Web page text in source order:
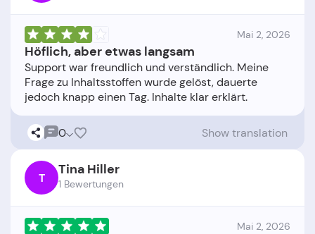
Mai 2, 2026
Höflich, aber etwas langsam
Support war freundlich und verständlich. Meine
Frage zu Inhaltsstoffen wurde gelöst, dauerte
0 Show translation
T Tina Hiller
1 Bewertungen
Mai 2, 2026